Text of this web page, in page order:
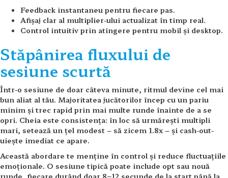
Feedback instantaneu pentru fiecare pas.
Afișaj clar al multiplier-ului actualizat în timp real.
Control intuitiv prin atingere pentru mobil și desktop.
Stăpânirea fluxului de
sesiune scurtă
Într-o sesiune de doar câteva minute, ritmul devine cel mai
bun aliat al tău. Majoritatea jucătorilor încep cu un pariu
minim și trec rapid prin mai multe runde înainte de a se
opri. Cheia este consistența: în loc să urmărești multipli
mari, setează un țel modest – să zicem 1.8x – și cash-out-
uiește imediat ce apare.
Această abordare te menține în control și reduce fluctuațiile
emoționale. O sesiune tipică poate include opt sau nouă
runde, fiecare durând doar 8–12 secunde de la start până la